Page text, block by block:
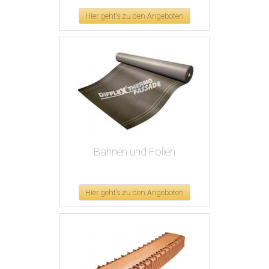
Hier geht's zu den Angeboten
Bahnen und Folien
Hier geht's zu den Angeboten